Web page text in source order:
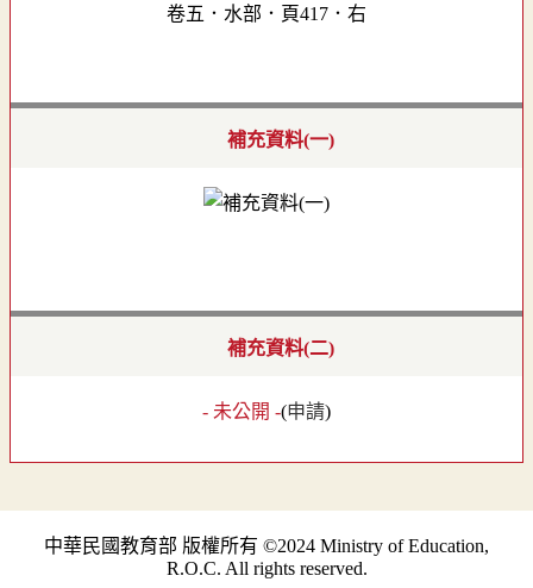
卷五．水部．頁417．右
補充資料(一)
補充資料(二)
- 未公開 -(申請)
中華民國教育部 版權所有 ©2024 Ministry of Education,
R.O.C. All rights reserved.